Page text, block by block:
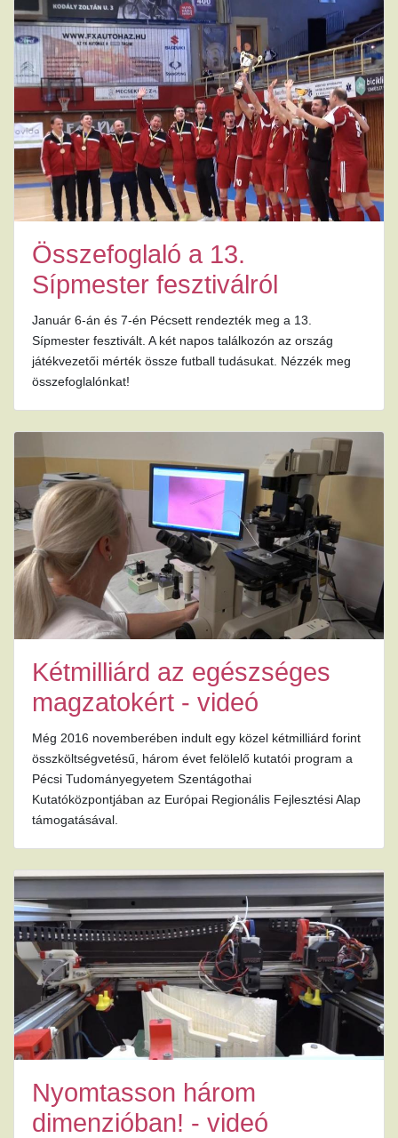
Összefoglaló a 13.
Sípmester fesztiválról
Január 6-án és 7-én Pécsett rendezték meg a 13.
Sípmester fesztivált. A két napos találkozón az ország
játékvezetői mérték össze futball tudásukat. Nézzék meg
összefoglalónkat!
Kétmilliárd az egészséges
magzatokért - videó
Még 2016 novemberében indult egy közel kétmilliárd forint
összköltségvetésű, három évet felölelő kutatói program a
Pécsi Tudományegyetem Szentágothai
Kutatóközpontjában az Európai Regionális Fejlesztési Alap
támogatásával.
Nyomtasson három
dimenzióban! - videó